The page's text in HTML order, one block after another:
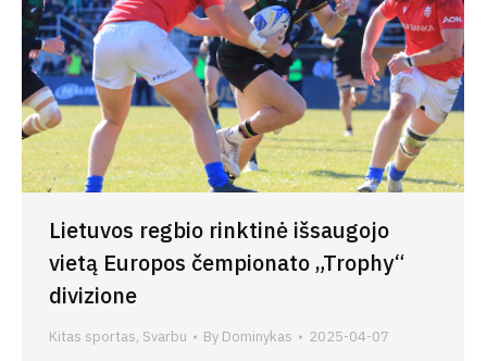
Lietuvos regbio rinktinė išsaugojo
vietą Europos čempionato „Trophy“
divizione
Kitas sportas, Svarbu By Dominykas 2025-04-07